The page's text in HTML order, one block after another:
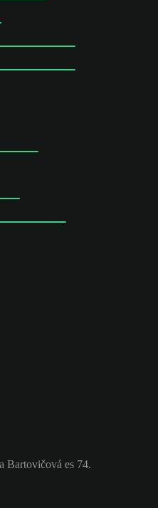
Bartovičová es 74.